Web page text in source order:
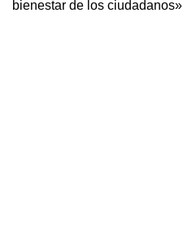
bienestar de los ciudadanos»